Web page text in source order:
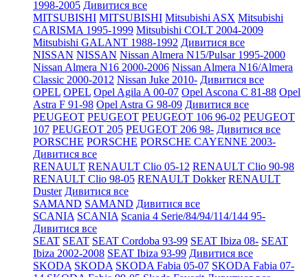
1998-2005 Дивитися все
MITSUBISHI MITSUBISHI Mitsubishi ASX Mitsubishi
CARISMA 1995-1999 Mitsubishi COLT 2004-2009
Mitsubishi GALANT 1988-1992 Дивитися все
NISSAN NISSAN Nissan Almera N15/Pulsar 1995-2000
Nissan Almera N16 2000-2006 Nissan Almera N16/Almera
Classic 2000-2012 Nissan Juke 2010- Дивитися все
OPEL OPEL Opel Agila A 00-07 Opel Ascona C 81-88 Opel
Astra F 91-98 Opel Astra G 98-09 Дивитися все
PEUGEOT PEUGEOT PEUGEOT 106 96-02 PEUGEOT
107 PEUGEOT 205 PEUGEOT 206 98- Дивитися все
PORSCHE PORSCHE PORSCHE CAYENNE 2003-
Дивитися все
RENAULT RENAULT Clio 05-12 RENAULT Clio 90-98
RENAULT Clio 98-05 RENAULT Dokker RENAULT
Duster Дивитися все
SAMAND SAMAND Дивитися все
SCANIA SCANIA Scania 4 Serie/84/94/114/144 95-
Дивитися все
SEAT SEAT SEAT Cordoba 93-99 SEAT Ibiza 08- SEAT
Ibiza 2002-2008 SEAT Ibiza 93-99 Дивитися все
SKODA SKODA SKODA Fabia 05-07 SKODA Fabia 07-